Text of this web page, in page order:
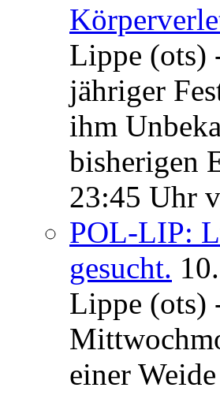
Lippe (ots)
jähriger
ihm
bisherigen
23:45 Uhr
POL-LIP:
gesucht.
Lippe (ots)
einer